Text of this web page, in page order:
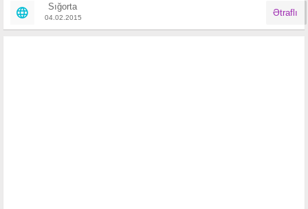
Sığorta
04.02.2015 Ətraflı